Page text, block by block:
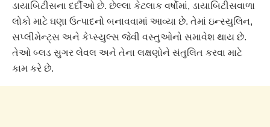
ડાયાબિટીસના દર્દીઓ છે. છેલ્લા કેટલાક વર્ષોમાં, ડાયાબિટીસવાળા
લોકો માટે ઘણા ઉત્પાદનો બનાવવામાં આવ્યા છે. તેમાં ઇન્સ્યુલિન,
સપ્લીમેન્ટ્સ અને કેપ્સ્યુલ્સ જેવી વસ્તુઓનો સમાવેશ થાય છે.
તેઓ બ્લડ સુગર લેવલ અને તેના લક્ષણોને સંતુલિત કરવા માટે
કામ કરે છે.